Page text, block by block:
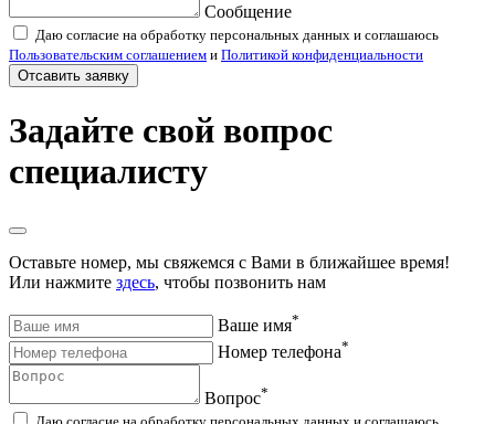
Сообщение
Даю согласие на обработку персональных данных и соглашаюсь
Пользовательским соглашением и Политикой конфиденциальности
Отсавить заявку
Задайте свой вопрос
специалисту
Оставьте номер, мы свяжемся с Вами в ближайшее время!
Или нажмите здесь, чтобы позвонить нам
Ваше имя*
Номер телефона*
Вопрос*